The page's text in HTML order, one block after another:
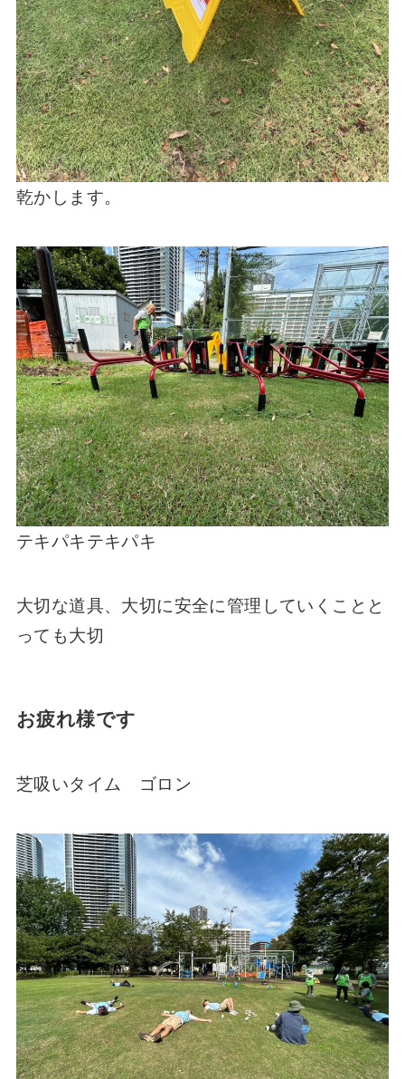
乾かします。
テキパキテキパキ
大切な道具、大切に安全に管理していくことと
っても大切
お疲れ様です
芝吸いタイム ゴロン